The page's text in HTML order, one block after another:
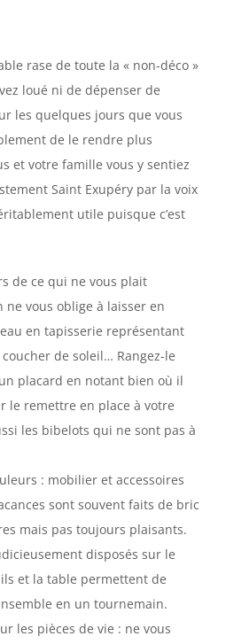
rase de toute la « non-déco »
loué ni de dépenser de
les quelques jours que vous
de le rendre plus
et votre famille vous y sentiez
Saint Exupéry par la voix
utile puisque c’est
de ce qui ne vous plait
vous oblige à laisser en
en tapisserie représentant
de soleil… Rangez-le
placard en notant bien où il
le remettre en place à votre
les bibelots qui ne sont pas à
: mobilier et accessoires
sont souvent faits de bric
mais pas toujours plaisants.
disposés sur le
et la table permettent de
en un tournemain.
les pièces de vie : ne vous